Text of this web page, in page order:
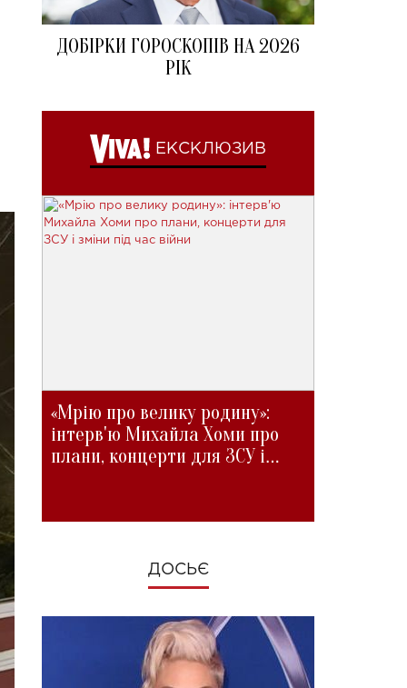
ДОБІРКИ ГОРОСКОПІВ НА 2026
РІК
ЕКСКЛЮЗИВ
«Мрію про велику родину»:
інтерв'ю Михайла Хоми про
плани, концерти для ЗСУ і
ДОСЬЄ